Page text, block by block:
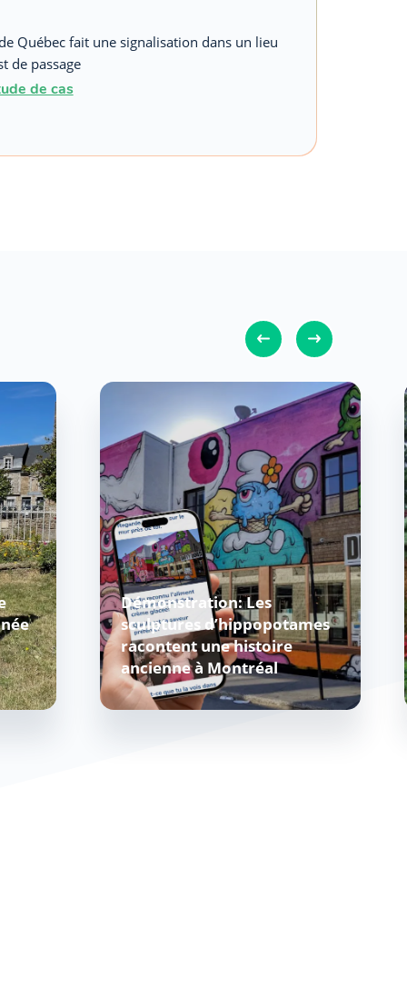
Québec fait une signalisation dans un lieu
de passage
de cas
Démonstration: Les
sculptures d’hippopotames
racontent une histoire
ancienne à Montréal